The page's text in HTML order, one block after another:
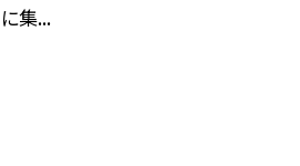
に集...